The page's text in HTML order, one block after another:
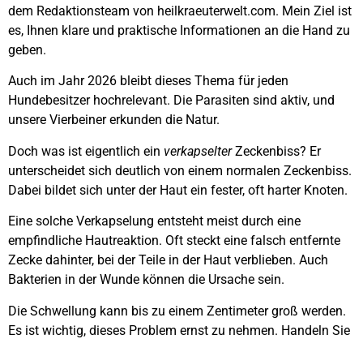
dem Redaktionsteam von heilkraeuterwelt.com. Mein Ziel ist
es, Ihnen klare und praktische Informationen an die Hand zu
geben.
Auch im Jahr 2026 bleibt dieses Thema für jeden
Hundebesitzer hochrelevant. Die Parasiten sind aktiv, und
unsere Vierbeiner erkunden die Natur.
Doch was ist eigentlich ein verkapselterZeckenbiss? Er
unterscheidet sich deutlich von einem normalen Zeckenbiss.
Dabei bildet sich unter der Haut ein fester, oft harter Knoten.
Eine solche Verkapselung entsteht meist durch eine
empfindliche Hautreaktion. Oft steckt eine falsch entfernte
Zecke dahinter, bei der Teile in der Haut verblieben. Auch
Bakterien in der Wunde können die Ursache sein.
Die Schwellung kann bis zu einem Zentimeter groß werden.
Es ist wichtig, dieses Problem ernst zu nehmen. Handeln Sie